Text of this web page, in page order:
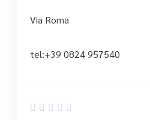
Via Roma
tel:+39 0824 957540
    